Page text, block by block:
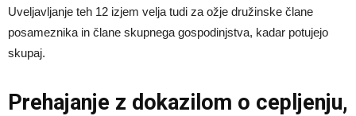
Uveljavljanje teh 12 izjem velja tudi za ožje družinske člane
posameznika in člane skupnega gospodinjstva, kadar potujejo
skupaj.
Prehajanje z dokazilom o cepljenju,